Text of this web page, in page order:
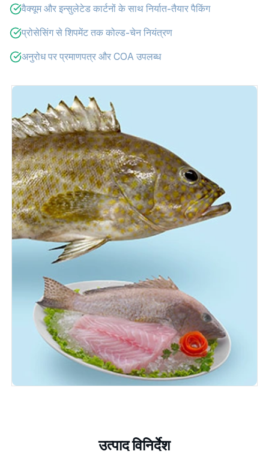
वैक्यूम और इन्सुलेटेड कार्टनों के साथ निर्यात-तैयार पैकिंग
प्रोसेसिंग से शिपमेंट तक कोल्ड-चेन नियंत्रण
अनुरोध पर प्रमाणपत्र और COA उपलब्ध
उत्पाद विनिर्देश